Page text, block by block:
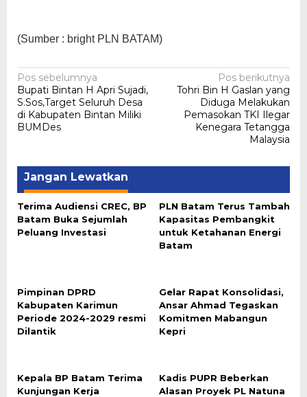
(Sumber : bright PLN BATAM)
Navigasi
pos
Pos sebelumnya
Bupati Bintan H Apri Sujadi,
S.Sos,Target Seluruh Desa
di Kabupaten Bintan Miliki
BUMDes
Pos berikutnya
Tohri Bin H Gaslan yang
Diduga Melakukan
Pemasokan TKI Ilegar
Kenegara Tetangga
Malaysia
Jangan Lewatkan
Terima Audiensi CREC, BP
Batam Buka Sejumlah
Peluang Investasi
PLN Batam Terus Tambah
Kapasitas Pembangkit
untuk Ketahanan Energi
Batam
Pimpinan DPRD
Kabupaten Karimun
Periode 2024-2029 resmi
Dilantik
Gelar Rapat Konsolidasi,
Ansar Ahmad Tegaskan
Komitmen Mabangun
Kepri
Kepala BP Batam Terima
Kunjungan Kerja
Kadis PUPR Beberkan
Alasan Proyek PL Natuna